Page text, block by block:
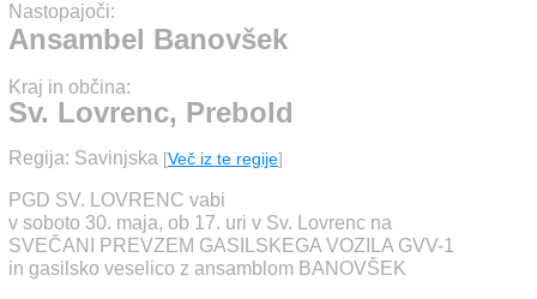
Nastopajoči:
Ansambel Banovšek
Kraj in občina:
Sv. Lovrenc, Prebold
Regija: Savinjska [Več iz te regije]
PGD SV. LOVRENC vabi
v soboto 30. maja, ob 17. uri v Sv. Lovrenc na
SVEČANI PREVZEM GASILSKEGA VOZILA GVV-1
in gasilsko veselico z ansamblom BANOVŠEK